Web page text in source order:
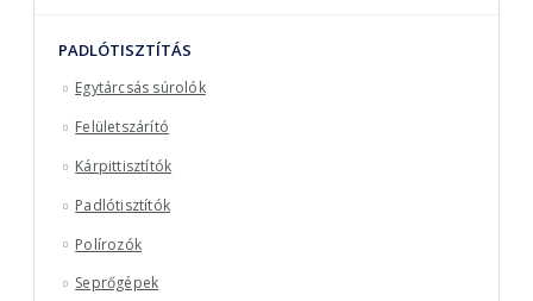
PADLÓTISZTÍTÁS
Egytárcsás súrolók
Felületszárító
Kárpittisztítók
Padlótisztítók
Polírozók
Seprőgépek